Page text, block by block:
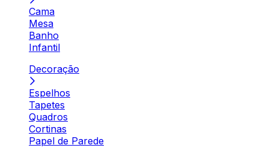
Cama
Mesa
Banho
Infantil
Decoração
Espelhos
Tapetes
Quadros
Cortinas
Papel de Parede